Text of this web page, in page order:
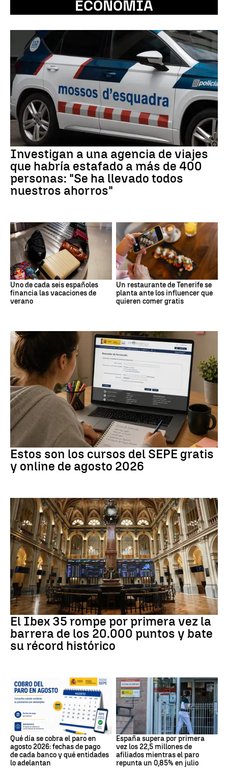
ECONOMÍA
Investigan a una agencia de viajes
que habría estafado a más de 400
personas: "Se ha llevado todos
nuestros ahorros"
Uno de cada seis españoles
financia las vacaciones de
verano
Un restaurante de Tenerife se
planta ante los influencer que
quieren comer gratis
Estos son los cursos del SEPE gratis
y online de agosto 2026
Bolsa
El Ibex 35 rompe por primera vez la
barrera de los 20.000 puntos y bate
su récord histórico
Prestaciones
Qué día se cobra el paro en
agosto 2026: fechas de pago
de cada banco y qué entidades
lo adelantan
Datos Empleo
España supera por primera
vez los 22,5 millones de
afiliados mientras el paro
repunta un 0,85% en julio